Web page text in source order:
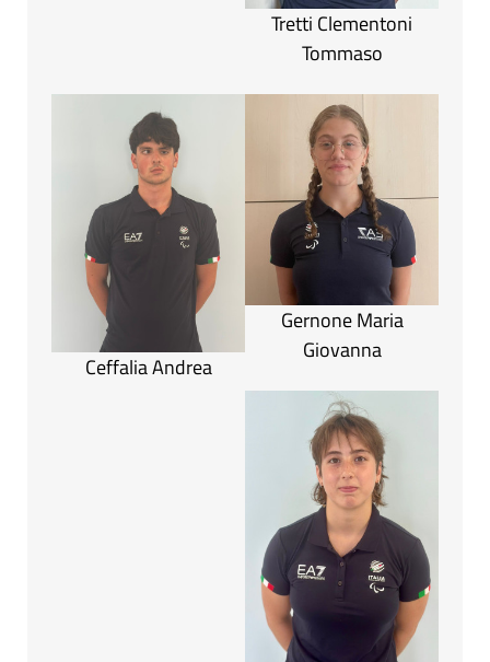
Tretti Clementoni
Tommaso
Ceffalia Andrea
Gernone Maria
Giovanna